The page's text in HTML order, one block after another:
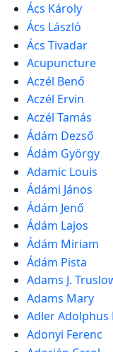
Ács Károly
Ács László
Ács Tivadar
Acupuncture
Aczél Benő
Aczél Ervin
Aczél Tamás
Ádám Dezső
Ádám György
Adamic Louis
Ádámi János
Ádám Jenő
Ádám Lajos
Ádám Miriam
Ádám Pista
Adams J.
Adams Mary
Adler Adolphus
Adonyi Ferenc